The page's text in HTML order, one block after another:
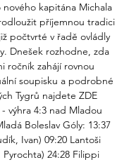
kapitána Michala
příjemnou tradici
počtvrté v řadě ovládly
Dnešek rozhodne, zda
ročník zahájí rovnou
soupisku a podrobné
Tygrů najdete ZDE
výhra 4:3 nad Mladou
Boleslav Góly: 13:37
Ivan) 09:20 Lantoši
24:28 Filippi